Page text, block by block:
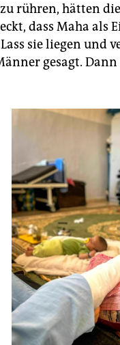
rühren, hätten
dass Maha als
sie liegen und
gesagt. Dann